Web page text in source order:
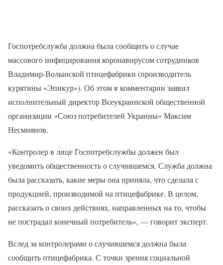
Госпотребслужба должна была сообщить о случае
массового инфицирования коронавирусом сотрудников
Владимир-Волынской птицефабрики (производитель
курятины «Эпикур»). Об этом в комментарии заявил
исполнительный директор Всеукраинской общественной
организации «Союз потребителей Украины» Максим
Несмиянов.
«Контролер в лице Госпотребслужбы должен был
уведомить общественность о случившемся. Служба должна
была рассказать, какие меры она приняла, что сделала с
продукцией, производимой на птицефабрике. В целом,
рассказать о своих действиях, направленных на то, чтобы
не пострадал конечный потребитель», — говорит эксперт.
Вслед за контролерами о случившемся должна была
сообщить птицефабрика. С точки зрения социальной